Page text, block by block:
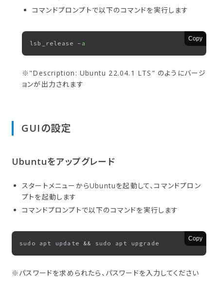
コマンドプロンプトで以下のコマンドを実行します
Copy
lsb_release - a
※"Description: Ubuntu 22.04.1 LTS" のようにバージ
ョンが出力されます
GUIの​設定
Ubuntuを​アップグレード
スタートメニューからUbuntuを起動して、コマンドプロン
プトを起動します
コマンドプロンプトで以下のコマンドを実行します
Copy
※パスワードを求められたら、パスワードを入力してください